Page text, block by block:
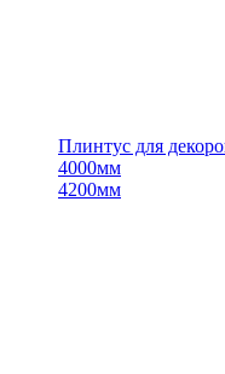
Плинтус для
4000мм
4200мм